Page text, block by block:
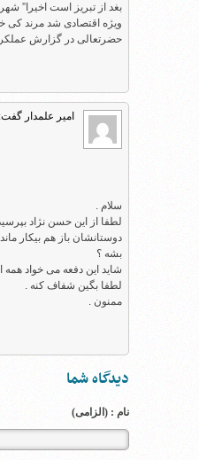
بغد از تبریز است اخیرا”
ویژه اقتصادی شد مرند کی
حضرتعالی در گزارش
امیر علمدار گفت:
سلام .
لطفا از این حسن نژاد
دوستانشان باز هم بیکار
بشه ؟
شاید این دفعه می خواد همه
لطفا بگین شفاف کنه .
ممنون .
دیدگاه شما
نام : (الزامی)